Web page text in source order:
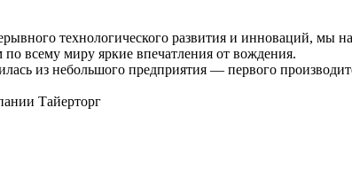
технологического развития и инноваций, мы
всему миру яркие впечатления от вождения.
из небольшого предприятия — первого
Тайерторг